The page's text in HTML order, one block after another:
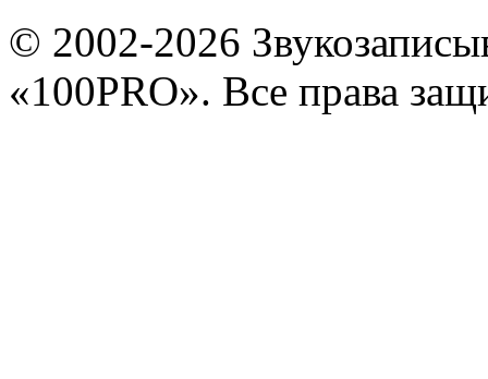
© 2002-2026
«100PRO». Все права